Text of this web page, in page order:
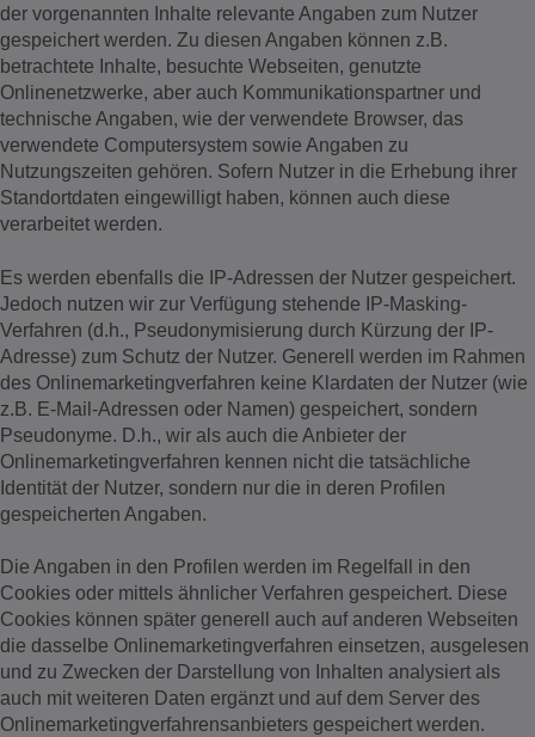
der vorgenannten Inhalte relevante Angaben zum Nutzer
gespeichert werden. Zu diesen Angaben können z.B.
betrachtete Inhalte, besuchte Webseiten, genutzte
Onlinenetzwerke, aber auch Kommunikationspartner und
technische Angaben, wie der verwendete Browser, das
verwendete Computersystem sowie Angaben zu
Nutzungszeiten gehören. Sofern Nutzer in die Erhebung ihrer
Standortdaten eingewilligt haben, können auch diese
verarbeitet werden.
Es werden ebenfalls die IP-Adressen der Nutzer gespeichert.
Jedoch nutzen wir zur Verfügung stehende IP-Masking-
Verfahren (d.h., Pseudonymisierung durch Kürzung der IP-
Adresse) zum Schutz der Nutzer. Generell werden im Rahmen
des Onlinemarketingverfahren keine Klardaten der Nutzer (wie
z.B. E-Mail-Adressen oder Namen) gespeichert, sondern
Pseudonyme. D.h., wir als auch die Anbieter der
Onlinemarketingverfahren kennen nicht die tatsächliche
Identität der Nutzer, sondern nur die in deren Profilen
gespeicherten Angaben.
Die Angaben in den Profilen werden im Regelfall in den
Cookies oder mittels ähnlicher Verfahren gespeichert. Diese
Cookies können später generell auch auf anderen Webseiten
die dasselbe Onlinemarketingverfahren einsetzen, ausgelesen
und zu Zwecken der Darstellung von Inhalten analysiert als
auch mit weiteren Daten ergänzt und auf dem Server des
Onlinemarketingverfahrensanbieters gespeichert werden.